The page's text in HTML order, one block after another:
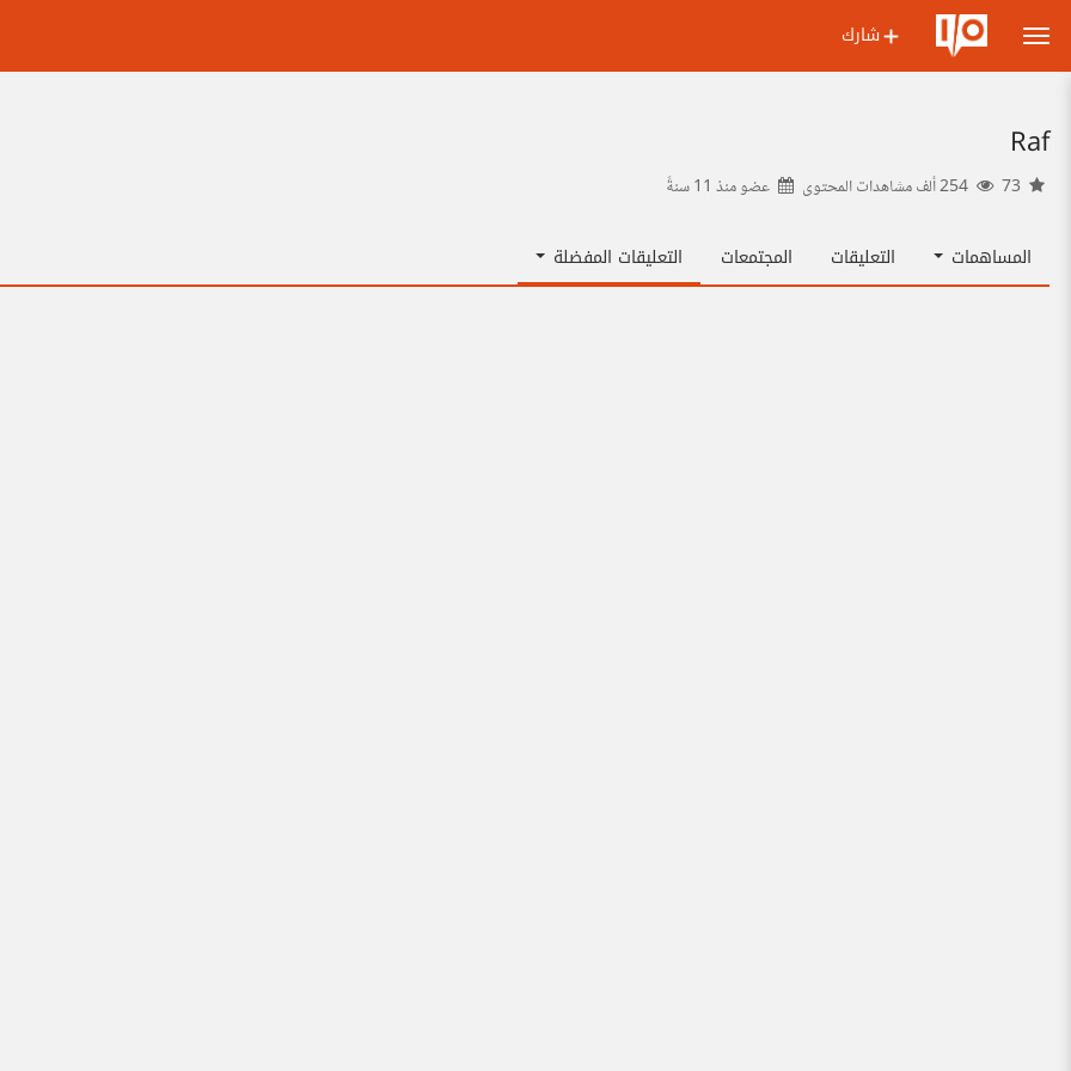
شارك
Raf
عضو منذ 11 سنةً
المساهمات التعليقات المجتمعات التعليقات المفضلة